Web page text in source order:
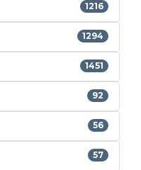
1216
1294
1451
92
56
57